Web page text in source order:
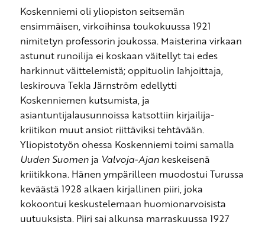
Koskenniemi oli yliopiston seitsemän
ensimmäisen, virkoihinsa toukokuussa 1921
nimitetyn professorin joukossa. Maisterina virkaan
astunut runoilija ei koskaan väitellyt tai edes
harkinnut väittelemistä; oppituolin lahjoittaja,
leskirouva Tekla Järnström edellytti
Koskenniemen kutsumista, ja
asiantuntijalausunnoissa katsottiin kirjailija-
kriitikon muut ansiot riittäviksi tehtävään.
Yliopistotyön ohessa Koskenniemi toimi samalla
Uuden Suomen ja Valvoja-Ajan keskeisenä
kriitikkona. Hänen ympärilleen muodostui Turussa
keväästä 1928 alkaen kirjallinen piiri, joka
kokoontui keskustelemaan huomionarvoisista
uutuuksista. Piiri sai alkunsa marraskuussa 1927